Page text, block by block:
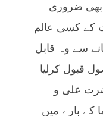
بھی ضروری
کے کسی عالم
سے وہ قابل
قبول کرلیا
علی و
بارے میں